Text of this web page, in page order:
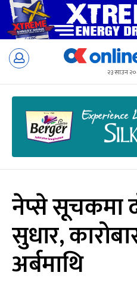
Skip
२३ साउन
नेप्से सूचकमा
सुधार,
अर्बमाथि